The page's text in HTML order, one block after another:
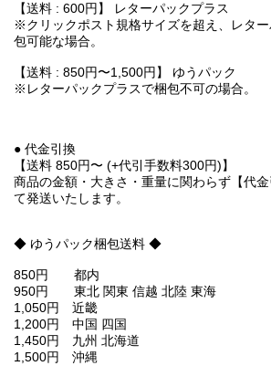
【送料 : 600円】 レターパックプラス
※クリックポスト規格サイズを超え、レタ
包可能な場合。
【送料 : 850円〜1,500円】 ゆうパック
※レターパックプラスで梱包不可の場合。
● 代金引換
【送料 850円〜 (+代引手数料300円)】
商品の金額・大きさ・重量に関わらず【代
て発送いたします。
◆ ゆうパック梱包送料 ◆
850円 都内
950円 東北 関東 信越 北陸 東海
1,050円 近畿
1,200円 中国 四国
1,450円 九州 北海道
1,500円 沖縄